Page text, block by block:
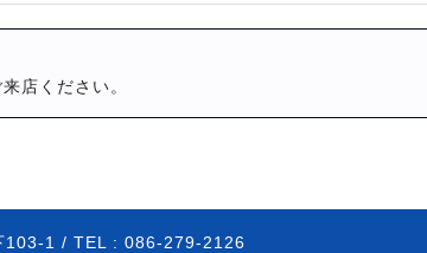
店ください。
103-1 / TEL : 086-279-2126